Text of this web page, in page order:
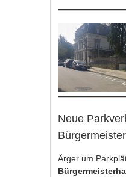
Neue
Ärger um